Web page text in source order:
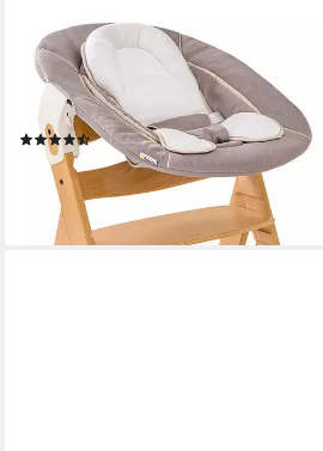
HAUCK
Hochstuhl Alpha Plus Natur - Newborn
Babystuhl ab Geburt mit Aufsatz für
höhenverstellbar
(5)
159,90 € UVP179,80 €
lieferbar - in 2-3 Werktagen bei dir